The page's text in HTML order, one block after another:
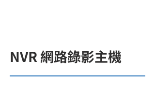
NVR 網路錄影主機